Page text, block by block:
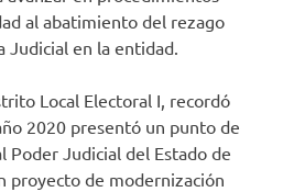
al abatimiento del rezago
Judicial en la entidad.
Local Electoral I, recordó
2020 presentó un punto de
Poder Judicial del Estado de
proyecto de modernización